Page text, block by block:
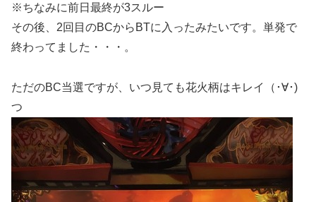
※ちなみに前日最終が3スルー
その後、2回目のBCからBTに入ったみたいです。単発で
終わってました・・・。
ただのBC当選ですが、いつ見ても花火柄はキレイ（･∀･)
つ